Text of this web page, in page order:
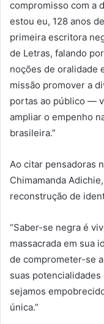
compromisso com a
estou eu, 128 anos
primeira escritora
de Letras, falando
noções de oralidade
missão promover a
portas ao público —
ampliar o empenho
brasileira.”
Ao citar pensadoras
Chimamanda
reconstrução de
“Saber-se negra é
massacrada em sua
de comprometer-se
suas
sejamos
única.”